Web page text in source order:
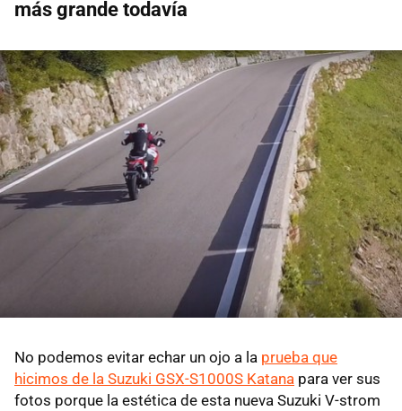
más grande todavía
No podemos evitar echar un ojo a la prueba que
hicimos de la Suzuki GSX-S1000S Katana para ver sus
fotos porque la estética de esta nueva Suzuki V-strom